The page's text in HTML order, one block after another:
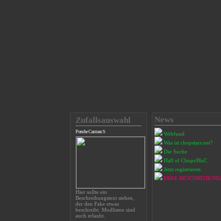
Zufallsauswahl
Porsche Cayman S
Hier sollte ein
Beschreibungstext stehen,
der den Fake etwas
beschreibt. Modlisten sind
auch erlaubt.
News
Webfund
Was ist chopstars.net?
Die Suche
Hall of Chops/HoC
Jetzt registrieren
FAKE-BESCHREIBUNG